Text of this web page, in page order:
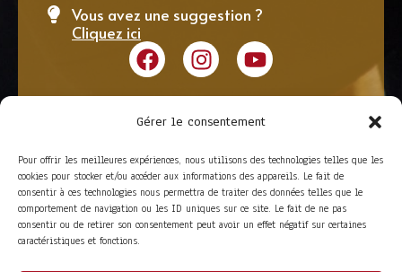
Gérer le consentement
Pour offrir les meilleures expériences, nous utilisons des technologies telles que les
cookies pour stocker et/ou accéder aux informations des appareils. Le fait de
consentir à ces technologies nous permettra de traiter des données telles que le
comportement de navigation ou les ID uniques sur ce site. Le fait de ne pas
consentir ou de retirer son consentement peut avoir un effet négatif sur certaines
caractéristiques et fonctions.
Vous avez une suggestion ?
Cliquez ici